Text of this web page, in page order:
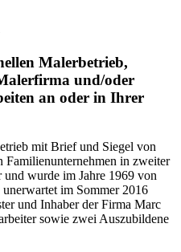
Malerbetrieb,
und/oder
an oder in Ihrer
mit Brief und Siegel von
Familienunternehmen in zweiter
wurde im Jahre 1969 von
im Sommer 2016
und Inhaber der Firma Marc
sowie zwei Auszubildene